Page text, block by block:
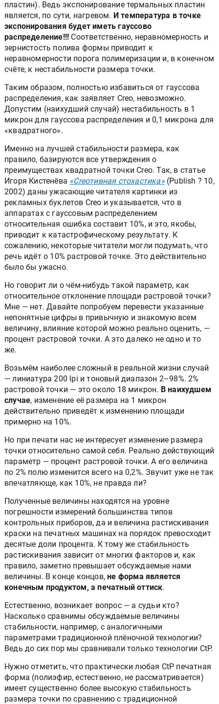
пластин). Ведь экспонирование термальных пластин
является, по сути, нагревом. И температура в точке
экспонирования будет иметь гауссово
распределение!!! Соответственно, неравномерность и
зернистость полива формы приводит к
неравномерности порога полимеризации и, в конечном
счёте, к нестабильности размера точки.
Таким образом, полностью избавиться от гауссова
распределения, как заявляет Creo, невозможно.
Допустим (наихудший случай) нестабильность в 1
микрон для гауссова распределения и 0,1 микрона для
«квадратного».
Именно на лучшей стабильности размера, как
правило, базируются все утверждения о
преимуществах квадратной точки Creo. Так, в статье
Игоря Кистенёва «Creoтивная стохастика»(Publish ? 10,
2002) даны ужасающие читателя картинки из
рекламных буклетов Creo и указывается, что в
аппаратах с гауссовым распределением
относительная ошибка составит 10%, и это, якобы,
приводит к катастрофическому результату. К
сожалению, некоторые читатели могли подумать, что
речь идёт о 10% растровой точке. Это действительно
было бы ужасно.
Но говорит ли о чём-нибудь такой параметр, как
относительное отклонение площади растровой точки?
Мне — нет. Давайте попробуем перевести указанные
непонятные цифры в привычную и знакомую всем
величину, влияние которой можно реально оценить, —
процент растровой точки. А это далеко не одно и то
же.
Возьмём наиболее сложный в реальной жизни случай
— линиатура 200 lpi и тоновый диапазон 2–98%. 2%
растровой точки — это около 18 микрон. В наихудшем
случае, изменение её размера на 1 микрон
действительно приведёт к изменению площади
примерно на 10%.
Но при печати нас не интересует изменение размера
точки относительно самой себя. Реально действующий
параметр — процент растровой точки. А его величина
по 2% полю изменится всего на 0,2%. Звучит уже не так
впечатляюще, как 10%, не правда ли?
Полученные величины находятся на уровне
погрешности измерений большинства типов
контрольных приборов, да и величина растискивания
краски на печатных машинах на порядок превосходит
десятые доли процента. К тому же стабильность
растискивания зависит от многих факторов и, как
правило, заметно превышает обсуждаемые нами
величины. В конце концов,не форма является
конечным продуктом, а печатный оттиск.
Естественно, возникает вопрос — а судьи кто?
Насколько сравнимы обсуждаемые величины
стабильности, например, с аналогичными
параметрами традиционной плёночной технологии?
Ведь до сих пор мы сравнивали только технологии CtP.
Нужно отметить, что практически любая CtP печатная
форма (полиэфир, естественно, не рассматривается)
имеет существенно более высокую стабильность
размера точки по сравнению с традиционной